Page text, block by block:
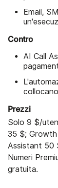
Email,
Contro
AI Call
Prezzi
Solo 9 $/
35 $;
Assistant 50
Numeri
gratuita.